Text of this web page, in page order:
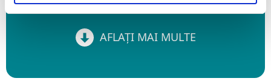
AFLAȚI MAI MULTE
AFLAȚI MAI MULTE